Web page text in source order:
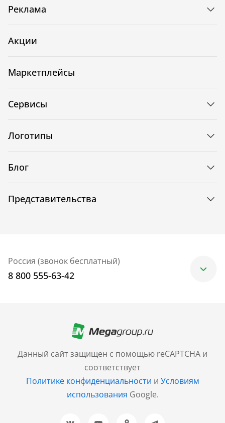
Данный сайт защищен с помощью reCAPTCHA и
соответствует
Политике конфиденциальности и Условиям
использования Google.
Реклама
Акции
Маркетплейсы
Сервисы
Логотипы
Блог
Представительства
Россия (звонок бесплатный)
8 800 555-63-42
+7 (499) 705-30-10
Санкт-Петербург
+7 (812) 600-77-33
Барнаул
+7 (961) 999-93-93